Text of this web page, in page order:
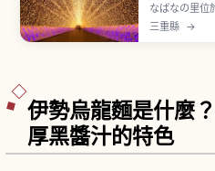
なばなの里位
內最大級燈飾
園佔地約
三重縣 →
伊勢烏龍麵是什麼
厚黑醬汁的特色